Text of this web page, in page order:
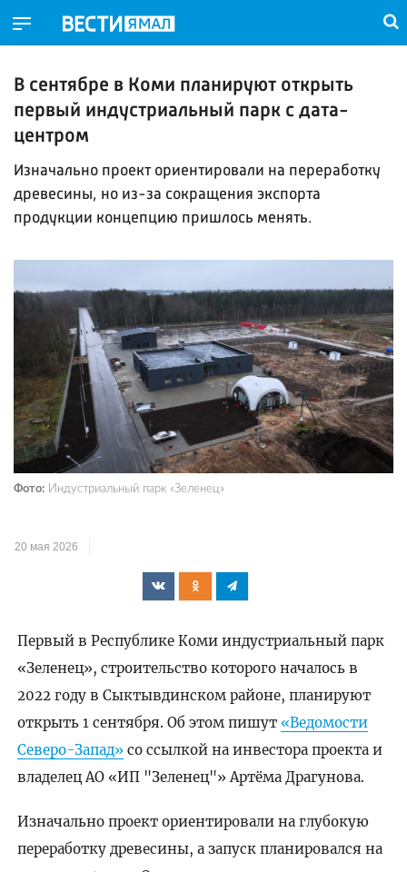
В сентябре в Коми планируют открыть
первый индустриальный парк с дата-
центром
Изначально проект ориентировали на переработку
древесины, но из-за сокращения экспорта
продукции концепцию пришлось менять.
Фото: Индустриальный парк «Зеленец»
20 мая 2026
Первый в Республике Коми индустриальный парк
«Зеленец», строительство которого началось в
2022 году в Сыктывдинском районе, планируют
открыть 1 сентября. Об этом пишут «Ведомости
Северо-Запад»со ссылкой на инвестора проекта и
владелец АО «ИП "Зеленец"» Артёма Драгунова.
Изначально проект ориентировали на глубокую
переработку древесины, а запуск планировался на